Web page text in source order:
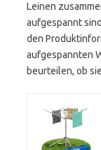
Leinen
aufgespannt
den
aufgespannten
beurteilen, ob